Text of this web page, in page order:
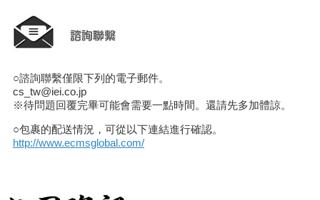
○諮詢聯繫僅限下列的電子郵件。
cs_tw@iei.co.jp
※待問題回覆完畢可能會需要一點時間。還請先多加體諒。
○包裹的配送情況，可從以下連結進行確認。
http://www.ecmsglobal.com/